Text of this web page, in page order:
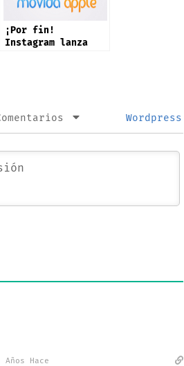
¡Por fin!
Instagram lanza
Wordpress
Años Hace